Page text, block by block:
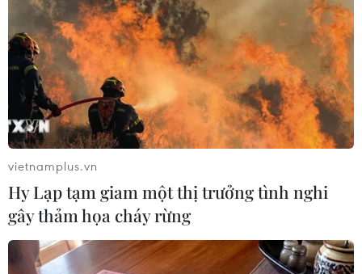
Theo dõi VietnamPlus
TIN LIÊN QUAN
vietnamplus.vn
Hy Lạp tạm giam một thị trưởng tình nghi
gây thảm họa cháy rừng